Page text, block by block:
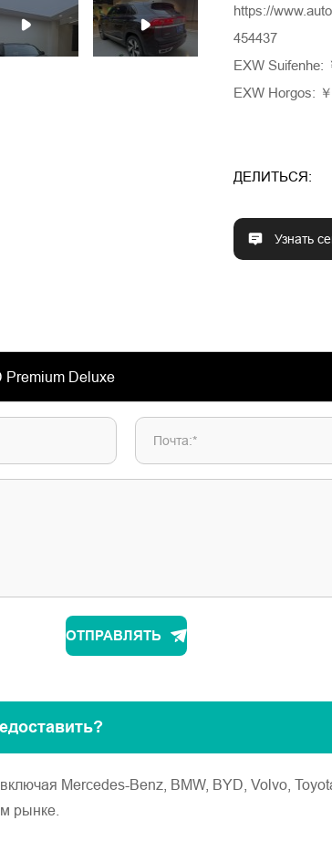
https://
454437
EXW Suifenhe:
EXW Horgos:
ДЕЛИТЬСЯ:
Узнать
Почта:*
ОТПРАВЛЯТЬ
Mercedes-Benz, BMW, BYD, Volvo,
рынке.